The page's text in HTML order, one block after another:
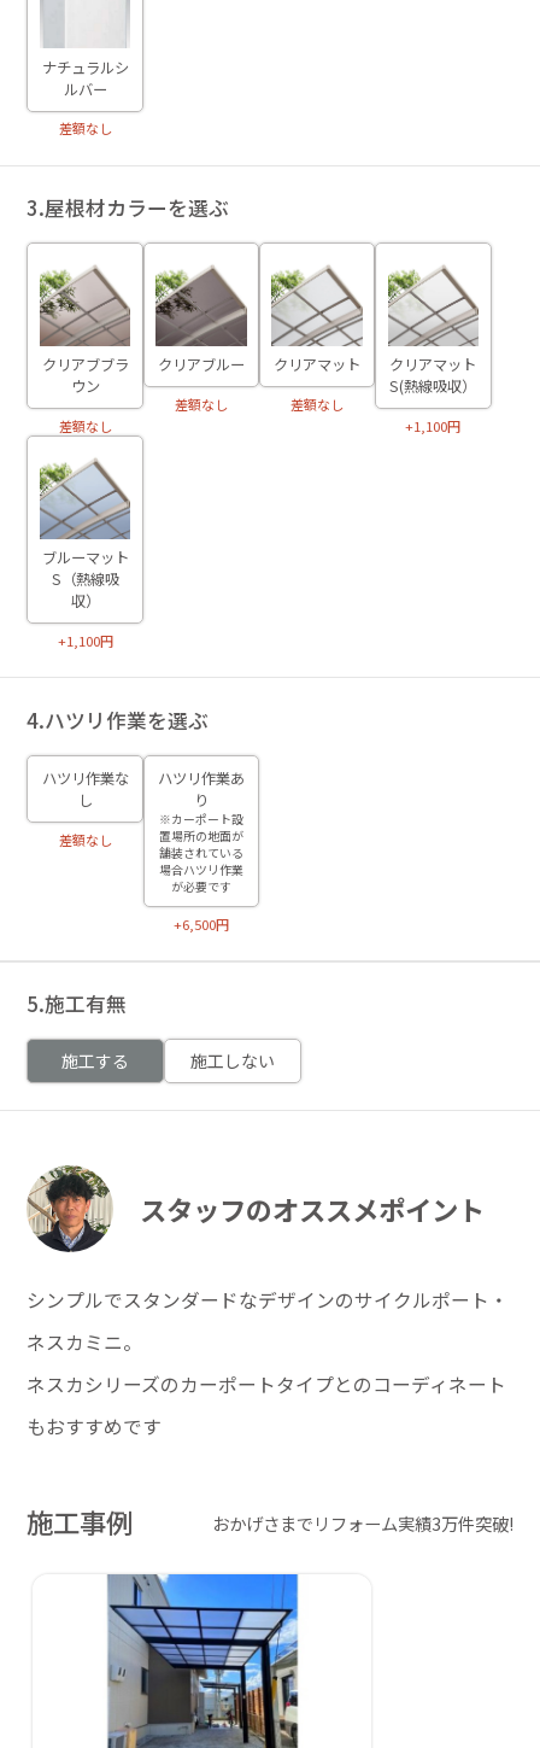
ナチュラルシ
ルバー
差額なし
3.屋根材カラーを選ぶ
クリアブブラ
ウン
差額なし
クリアブルー
差額なし
クリアマット
差額なし
クリアマット
S(熱線吸収）
+1,100円
ブルーマット
S（熱線吸
収）
+1,100円
4.ハツリ作業を選ぶ
ハツリ作業な
し
差額なし
ハツリ作業あ
り
※カーポート設
置場所の地面が
舗装されている
場合ハツリ作業
が必要です
+6,500円
5.施工有無
施工する 施工しない
スタッフのオススメポイント
シンプルでスタンダードなデザインのサイクルポート・
ネスカミニ。
ネスカシリーズのカーポートタイプとのコーディネート
もおすすめです
施工事例 おかげさまでリフォーム実績3万件突破!